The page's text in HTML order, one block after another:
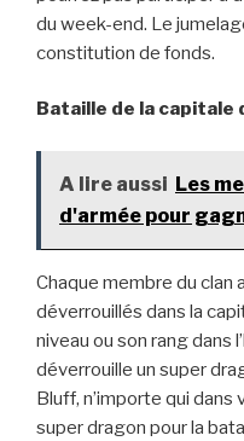
du week-end. Le
constitution de fonds.
Bataille de la capitale
A lire aussi Les
d'armée pour
Chaque membre du clan
déverrouillés dans la
niveau ou son rang dans
déverrouille un super
Bluff, n’importe qui
super dragon pour la